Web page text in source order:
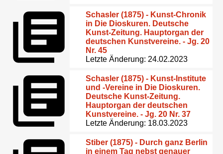
Schasler (1875) - Kunst-Chronik
in Die Dioskuren. Deutsche
Kunst-Zeitung. Hauptorgan der
deutschen Kunstvereine. - Jg. 20
Nr. 45
Letzte Änderung: 24.02.2023
Schasler (1875) - Kunst-Institute
und -Vereine in Die Dioskuren.
Deutsche Kunst-Zeitung.
Hauptorgan der deutschen
Kunstvereine. - Jg. 20 Nr. 37
Letzte Änderung: 18.03.2023
Stiber (1875) - Durch ganz Berlin
in einem Tag nebst genauer